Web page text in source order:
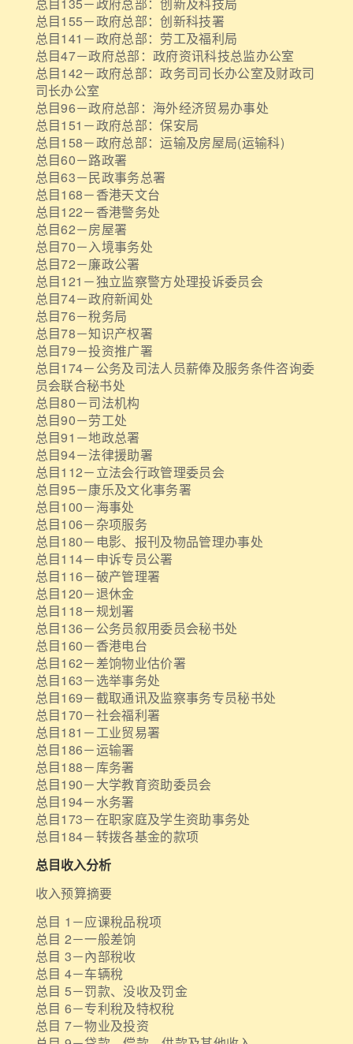
总目135－政府总部：创新及科技局
总目155－政府总部：创新科技署
总目141－政府总部：劳工及福利局
总目47－政府总部：政府资讯科技总监办公室
总目142－政府总部：政务司司长办公室及财政司
司长办公室
总目96－政府总部：海外经济贸易办事处
总目151－政府总部：保安局
总目158－政府总部：运输及房屋局(运输科)
总目60－路政署
总目63－民政事务总署
总目168－香港天文台
总目122－香港警务处
总目62－房屋署
总目70－入境事务处
总目72－廉政公署
总目121－独立监察警方处理投诉委员会
总目74－政府新闻处
总目76－稅务局
总目78－知识产权署
总目79－投资推广署
总目174－公务及司法人员薪俸及服务条件咨询委
员会联合秘书处
总目80－司法机构
总目90－劳工处
总目91－地政总署
总目94－法律援助署
总目112－立法会行政管理委员会
总目95－康乐及文化事务署
总目100－海事处
总目106－杂项服务
总目180－电影、报刊及物品管理办事处
总目114－申诉专员公署
总目116－破产管理署
总目120－退休金
总目118－规划署
总目136－公务员叙用委员会秘书处
总目160－香港电台
总目162－差饷物业估价署
总目163－选举事务处
总目169－截取通讯及监察事务专员秘书处
总目170－社会福利署
总目181－工业贸易署
总目186－运输署
总目188－库务署
总目190－大学教育资助委员会
总目194－水务署
总目173－在职家庭及学生资助事务处
总目184－转拨各基金的款项
总目收入分析
收入预算摘要
总目 1－应课稅品稅项
总目 2－一般差饷
总目 3－內部稅收
总目 4－车辆稅
总目 5－罚款、没收及罚金
总目 6－专利稅及特权稅
总目 7－物业及投资